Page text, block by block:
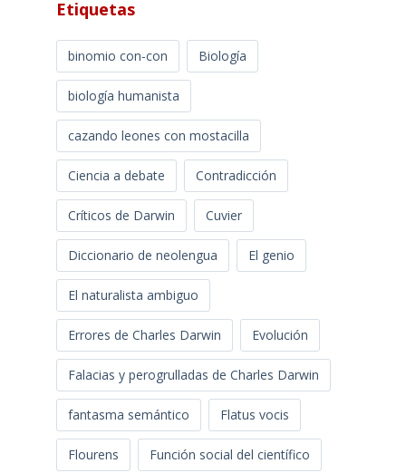
Etiquetas
binomio con-con Biología
biología humanista
cazando leones con mostacilla
Ciencia a debate Contradicción
Críticos de Darwin Cuvier
Diccionario de neolengua El genio
El naturalista ambiguo
Errores de Charles Darwin Evolución
Falacias y perogrulladas de Charles Darwin
fantasma semántico Flatus vocis
Flourens Función social del científico